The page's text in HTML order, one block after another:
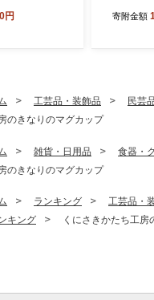
円
豚 豚肉
寄附金額
工芸品・装飾品
民芸
のきなりのマグカップ
雑貨・日用品
食器・
のきなりのマグカップ
ランキング
工芸品・
キング
くにさきかたち工